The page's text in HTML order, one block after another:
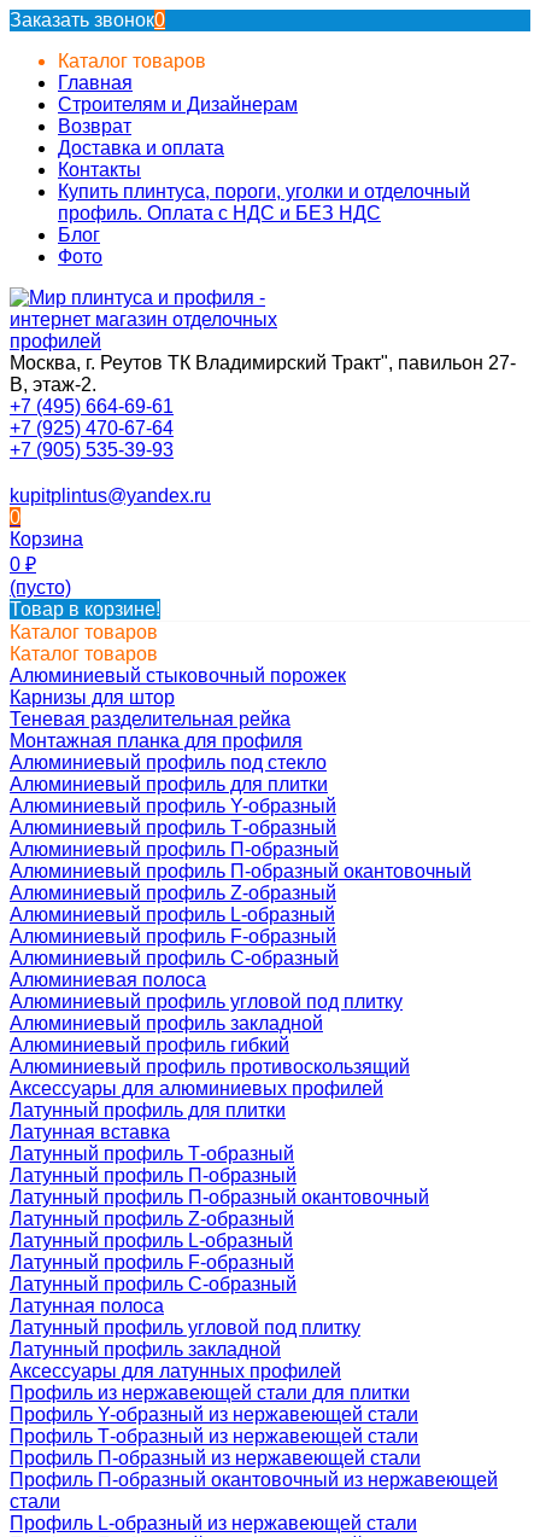
Заказать звонок0
Каталог товаров
Главная
Строителям и Дизайнерам
Возврат
Доставка и оплата
Контакты
Купить плинтуса, пороги, уголки и отделочный
профиль. Оплата с НДС и БЕЗ НДС
Блог
Фото
Москва, г. Реутов ТК Владимирский Тракт", павильон 27-
В, этаж-2.
+7 (495) 664-69-61
+7 (925) 470-67-64
+7 (905) 535-39-93
kupitplintus@yandex.ru
0
Корзина
0 ₽
(пусто)
Товар в корзине!
Каталог товаров
Каталог товаров
Алюминиевый стыковочный порожек
Карнизы для штор
Теневая разделительная рейка
Монтажная планка для профиля
Алюминиевый профиль под стекло
Алюминиевый профиль для плитки
Алюминиевый профиль Y-образный
Алюминиевый профиль Т-образный
Алюминиевый профиль П-образный
Алюминиевый профиль П-образный окантовочный
Алюминиевый профиль Z-образный
Алюминиевый профиль L-образный
Алюминиевый профиль F-образный
Алюминиевый профиль C-образный
Алюминиевая полоса
Алюминиевый профиль угловой под плитку
Алюминиевый профиль закладной
Алюминиевый профиль гибкий
Алюминиевый профиль противоскользящий
Аксессуары для алюминиевых профилей
Латунный профиль для плитки
Латунная вставка
Латунный профиль Т-образный
Латунный профиль П-образный
Латунный профиль П-образный окантовочный
Латунный профиль Z-образный
Латунный профиль L-образный
Латунный профиль F-образный
Латунный профиль C-образный
Латунная полоса
Латунный профиль угловой под плитку
Латунный профиль закладной
Аксессуары для латунных профилей
Профиль из нержавеющей стали для плитки
Профиль Y-образный из нержавеющей стали
Профиль Т-образный из нержавеющей стали
Профиль П-образный из нержавеющей стали
Профиль П-образный окантовочный из нержавеющей
стали
Профиль L-образный из нержавеющей стали